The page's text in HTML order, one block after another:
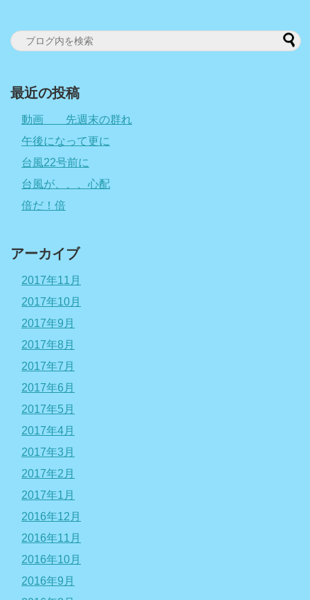
最近の投稿
動画 先週末の群れ
午後になって更に
台風22号前に
台風が、、、心配
倍だ！倍
アーカイブ
2017年11月
2017年10月
2017年9月
2017年8月
2017年7月
2017年6月
2017年5月
2017年4月
2017年3月
2017年2月
2017年1月
2016年12月
2016年11月
2016年10月
2016年9月